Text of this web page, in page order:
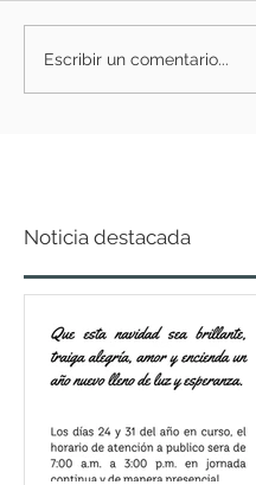
Escribir un comentario...
Noticia destacada